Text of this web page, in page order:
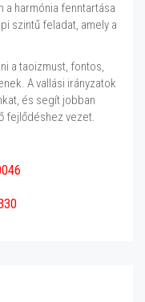
a harmónia fenntartása
szintű feladat, amely a
a taoizmust, fontos,
A vallási irányzatok
és segít jobban
fejlődéshez vezet.